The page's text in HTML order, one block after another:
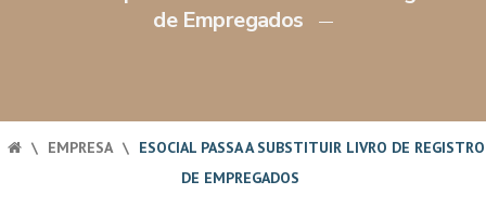
de Empregados
\ EMPRESA \ ESOCIAL PASSA A SUBSTITUIR LIVRO DE REGISTRO
DE EMPREGADOS